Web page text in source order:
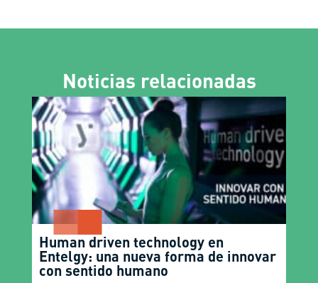
Noticias relacionadas
Human driven technology en
Entelgy: una nueva forma de innovar
con sentido humano